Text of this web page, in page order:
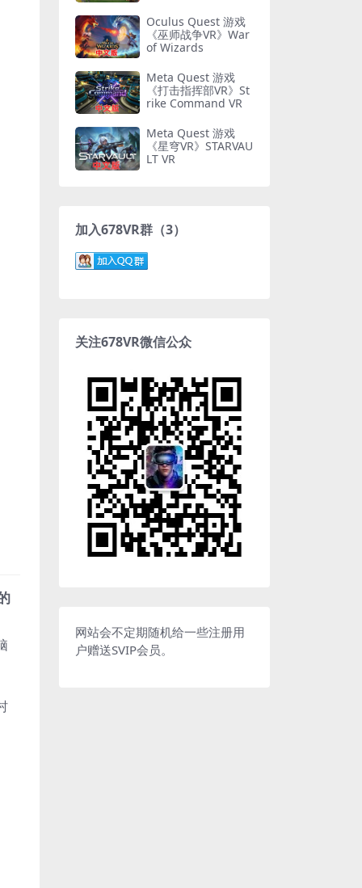
Oculus Quest 游戏
《巫师战争VR》War
of Wizards
Meta Quest 游戏
《打击指挥部VR》St
rike Command VR
Meta Quest 游戏
《星穹VR》STARVAU
LT VR
加入678VR群（3）
关注678VR微信公众
网站会不定期随机给一些注册用
户赠送SVIP会员。